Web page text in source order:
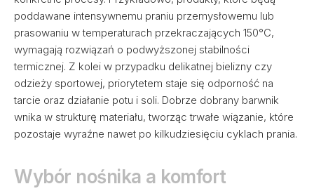
poddawane intensywnemu praniu przemysłowemu lub
prasowaniu w temperaturach przekraczających 150°C,
wymagają rozwiązań o podwyższonej stabilności
termicznej. Z kolei w przypadku delikatnej bielizny czy
odzieży sportowej, priorytetem staje się odporność na
tarcie oraz działanie potu i soli. Dobrze dobrany barwnik
wnika w strukturę materiału, tworząc trwałe wiązanie, które
pozostaje wyraźne nawet po kilkudziesięciu cyklach prania.
Wybór nośnika a komfort